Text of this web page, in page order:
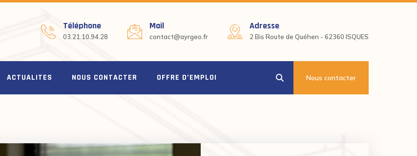
Téléphone
03.21.10.94.28
Mail
contact@ayrgeo.fr
Adresse
2 Bis Route de Quéhen - 62360 ISQUES
ACTUALITES NOUS CONTACTER OFFRE D’EMPLOI Nous contacter